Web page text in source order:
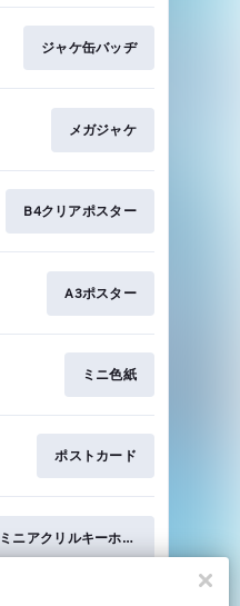
ジャケ缶バッヂ
メガジャケ
B4クリアポスター
A3ポスター
ミニ色紙
ポストカード
ミニアクリルキーホルダー